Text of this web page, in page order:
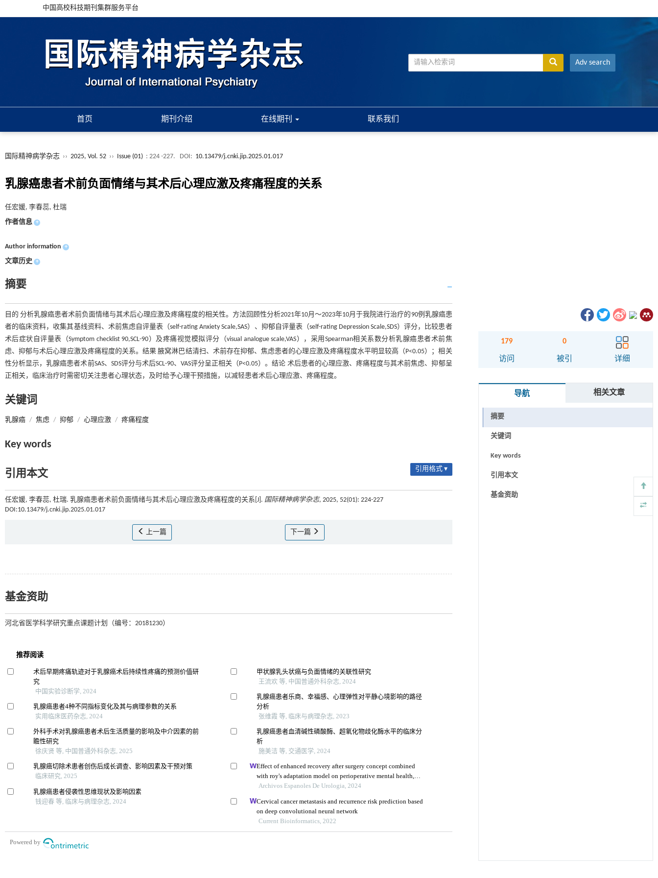
中国高校科技期刊集群服务平台
Adv search
首页 期刊介绍 在线期刊 联系我们
国际精神病学杂志 ›› 2025, Vol. 52 ›› Issue (01) : 224 -227. DOI: 10.13479/j.cnki.jip.2025.01.017
乳腺癌患者术前负面情绪与其术后心理应激及疼痛程度的关系
任宏媛, 李春蕊, 杜瑞
作者信息 +
Author information +
文章历史 +
摘要
目的 分析乳腺癌患者术前负面情绪与其术后心理应激及疼痛程度的相关性。方法回顾性分析2021年10月～2023年10月于我院进行治疗的90例乳腺癌患
者的临床资料，收集其基线资料、术前焦虑自评量表（self-rating Anxiety Scale,SAS）、抑郁自评量表（self-rating Depression Scale,SDS）评分，比较患者
术后症状自评量表（Symptom checklist 90,SCL-90）及疼痛视觉模拟评分（visual analogue scale,VAS），采用Spearman相关系数分析乳腺癌患者术前焦
虑、抑郁与术后心理应激及疼痛程度的关系。结果 腋窝淋巴结清扫、术前存在抑郁、焦虑患者的心理应激及疼痛程度水平明显较高（P<0.05）；相关
性分析显示，乳腺癌患者术前SAS、SDS评分与术后SCL-90、VAS评分呈正相关（P<0.05）。结论 术后患者的心理应激、疼痛程度与其术前焦虑、抑郁呈
正相关，临床治疗时需密切关注患者心理状态，及时给予心理干预措施，以减轻患者术后心理应激、疼痛程度。
关键词
乳腺癌 / 焦虑 / 抑郁 / 心理应激 / 疼痛程度
Key words
引用本文 引用格式 ▾
任宏媛, 李春蕊, 杜瑞. 乳腺癌患者术前负面情绪与其术后心理应激及疼痛程度的关系[J]. 国际精神病学杂志, 2025, 52(01): 224-227
DOI:10.13479/j.cnki.jip.2025.01.017
上一篇 下一篇
基金资助
河北省医学科学研究重点课题计划（编号：20181230）
179
访问
0
被引 详细
导航 相关文章
摘要
关键词
Key words
引用本文
基金资助